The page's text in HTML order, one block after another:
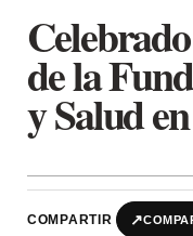
de la
y Salud
COMPARTIR ↗